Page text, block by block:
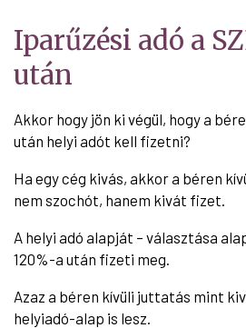
Iparűzési adó a
után
Akkor hogy jön ki végül, hogy a
után helyi adót kell fizetni?
Ha egy cég kivás, akkor a béren
nem szochót, hanem kivát fizet.
A helyi adó alapját – választása
120%-a után fizeti meg.
Azaz a béren kívüli juttatás mint
helyiadó-alap is lesz.